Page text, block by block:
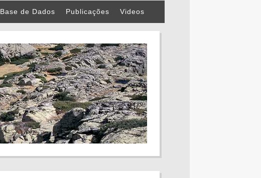
Base de Dados Publicações Videos